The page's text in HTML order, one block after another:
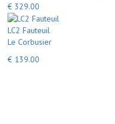
€ 329.00
LC2 Fauteuil
Le Corbusier
€ 139.00